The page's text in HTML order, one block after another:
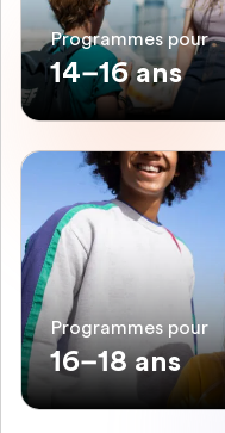
Programmes pour
14–16 ans
Programmes pour
16–18 ans